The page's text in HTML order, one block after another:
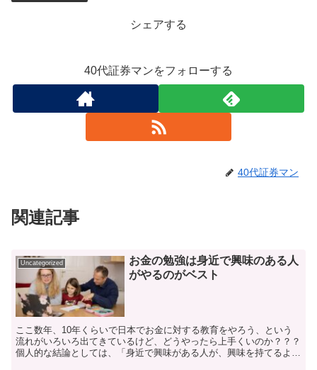
シェアする
40代証券マンをフォローする
40代証券マン
関連記事
Uncategorized
お金の勉強は身近で興味のある人
がやるのがベスト
ここ数年、10年くらいで日本でお金に対する教育をやろう、という
流れがいろいろ出てきているけど、どうやったら上手くいのか？？？
個人的な結論としては、「身近で興味がある人が、興味を持てるよう